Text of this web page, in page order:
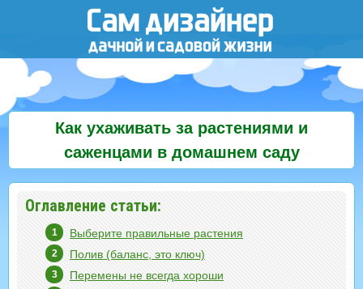
Как ухаживать за растениями и
саженцами в домашнем саду
Оглавление статьи:
Выберите правильные растения
Полив (баланс, это ключ)
Перемены не всегда хороши